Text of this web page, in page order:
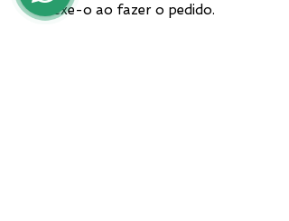
anexe-o ao fazer o pedido.